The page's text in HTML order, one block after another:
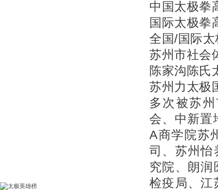
中国太极拳
国际太极拳
全国/国际
苏州市社会
陈家沟陈氏
苏州力太极
多次被苏
会、中新置
A商学院苏
司、苏州怡
究院、朗润
检疫局、江